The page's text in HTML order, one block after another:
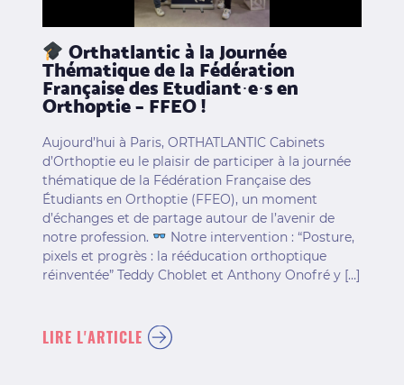
Orthatlantic à la Journée
Thématique de la Fédération
Française des Etudiant·e·s en
Orthoptie – FFEO !
Aujourd’hui à Paris, ORTHATLANTIC Cabinets
d’Orthoptie eu le plaisir de participer à la journée
thématique de la Fédération Française des
Étudiants en Orthoptie (FFEO), un moment
d’échanges et de partage autour de l’avenir de
notre profession.
Notre intervention : “Posture,
pixels et progrès : la rééducation orthoptique
réinventée” Teddy Choblet et Anthony Onofré y […]
LIRE L'ARTICLE